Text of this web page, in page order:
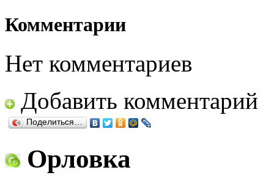
Комментарии
Нет комментариев
Добавить комментарий
Поделиться…
Орловка